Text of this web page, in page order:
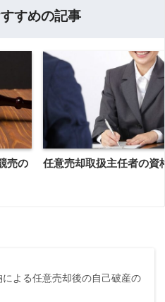
すめの記事
売の
任意売却取扱主任者の資
よる任意売却後の自己破産の